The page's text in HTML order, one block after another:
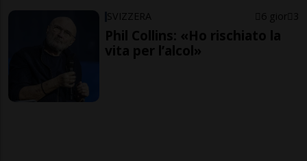
SVIZZERA 6 gior 3
Phil Collins: «Ho rischiato la
vita per l’alcol»